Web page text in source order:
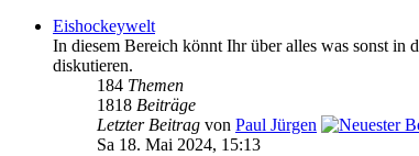
Eishockeywelt
In diesem Bereich könnt Ihr über alles was sonst
diskutieren.
184 Themen
1818 Beiträge
Letzter Beitrag von Paul Jürgen
Sa 18. Mai 2024, 15:13